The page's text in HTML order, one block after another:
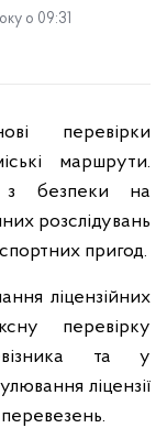
о 09:31
перевірки
маршрути.
з безпеки на
розслідувань
пригод.
ліцензійних
перевірку
та у
ліцензії